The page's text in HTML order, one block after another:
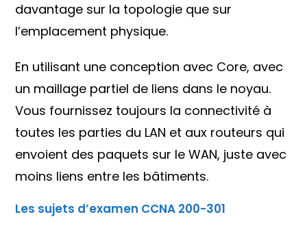
davantage sur la topologie que sur
l’emplacement physique.
En utilisant une conception avec Core, avec
un maillage partiel de liens dans le noyau.
Vous fournissez toujours la connectivité à
toutes les parties du LAN et aux routeurs qui
envoient des paquets sur le WAN, juste avec
moins liens entre les bâtiments.
Les sujets d’examen CCNA 200-301